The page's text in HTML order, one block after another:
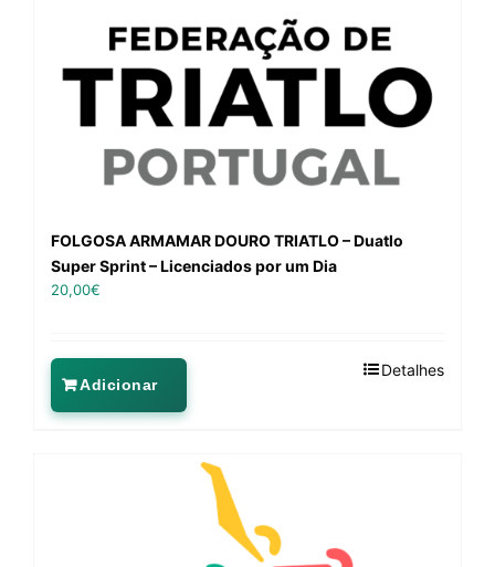
FOLGOSA ARMAMAR DOURO TRIATLO – Duatlo
Super Sprint – Licenciados por um Dia
20,00€
Adicionar
Detalhes